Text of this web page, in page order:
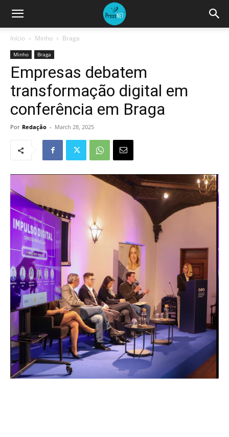
Início Minho Braga
Minho Braga
Empresas debatem
transformação digital em
conferência em Braga
Por Redação - March 28, 2025